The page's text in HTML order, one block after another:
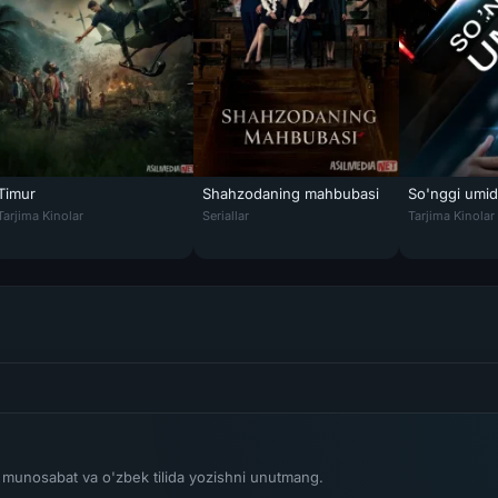
Uzbek tilida O'zbekcha tarjima kino Full HD tas-ix skachat
/ Temur Premyera 2025 Uzbek tilida O'zbekcha tarjima kino Full
Kinolar
Shahzodaning mahbubasi
Shahzodaning mahbubasi / 21-asr
Seriallar
So'nggi umid
So'nggi
Tarjima Kinolar
va o'zbek tilida yozishni unutmang.